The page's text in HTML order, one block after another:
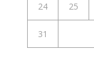
24 25
31